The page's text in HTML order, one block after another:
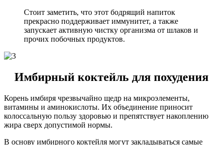
Стоит заметить, что этот бодрящий напиток
прекрасно поддерживает иммунитет, а также
запускает активную чистку организма от шлаков и
прочих побочных продуктов.
Имбирный коктейль для похудения
Корень имбиря чрезвычайно щедр на микроэлементы,
витамины и аминокислоты. Их объединение приносит
колоссальную пользу здоровью и препятствует накоплению
жира сверх допустимой нормы.
В основу имбирного коктейля могут закладываться самые